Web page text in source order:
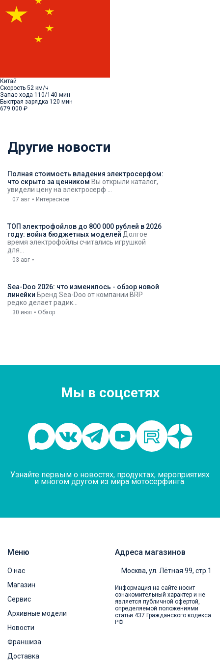
Китай
Скорость 52 км/ч
Запас хода 110/140 мин
Быстрая зарядка 120 мин
679 000 ₽
Другие новости
Полная стоимость владения электросерфом:
что скрыто за ценником Вы открыли каталог,
увидели цену на электросерф ...
07 авг Интересное
ТОП электрофойлов до 800 000 рублей в 2026
году: война бюджетных моделей Долгое
время электрофойлы считались игрушкой
для...
03 авг
Sea-Doo 2026: что изменилось - обзор новой
линейки Бренд Sea-Doo от компании BRP
редко делает радик...
30 июл Обзор
Мы в соцсетях
Узнайте первым о новостях, продуктах, мероприятиях
и многом другом из мира мотосерфинга.
Меню
О нас
Магазин
Сервис
Архивные модели
Новости
Франшиза
Доставка
Адреса магазинов
Москва, ул. Лётная 99, стр.1
Информация на сайте носит
ознакомительный характер и не
является публичной офертой,
определяемой положениями
статьи 437 Гражданского кодекса
РФ